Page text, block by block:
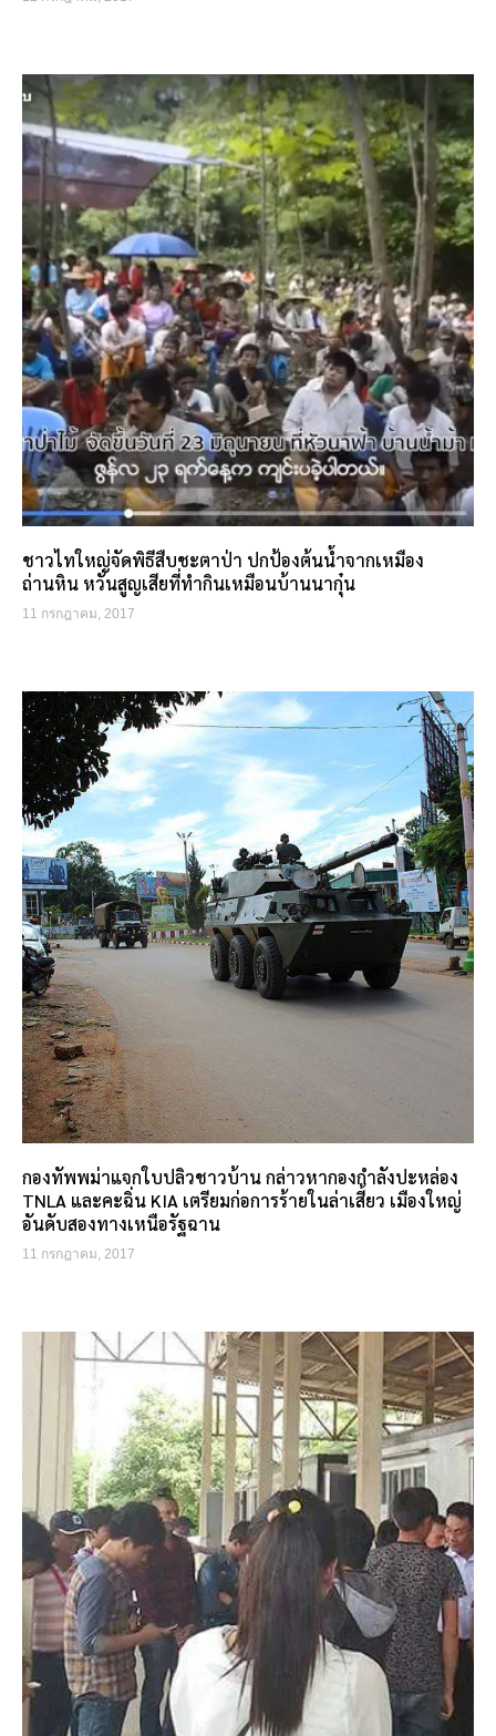
ชาวไทใหญ่จัดพิธีสืบชะตาป่า ปกป้องต้นน้ำจากเหมือง
ถ่านหิน หวั่นสูญเสียที่ทำกินเหมือนบ้านนากุ๋น
11 กรกฎาคม, 2017
กองทัพพม่าแจกใบปลิวชาวบ้าน กล่าวหากองกำลังปะหล่อง
TNLA และคะฉิ่น KIA เตรียมก่อการร้ายในล่าเสี้ยว เมืองใหญ่
อันดับสองทางเหนือรัฐฉาน
11 กรกฎาคม, 2017